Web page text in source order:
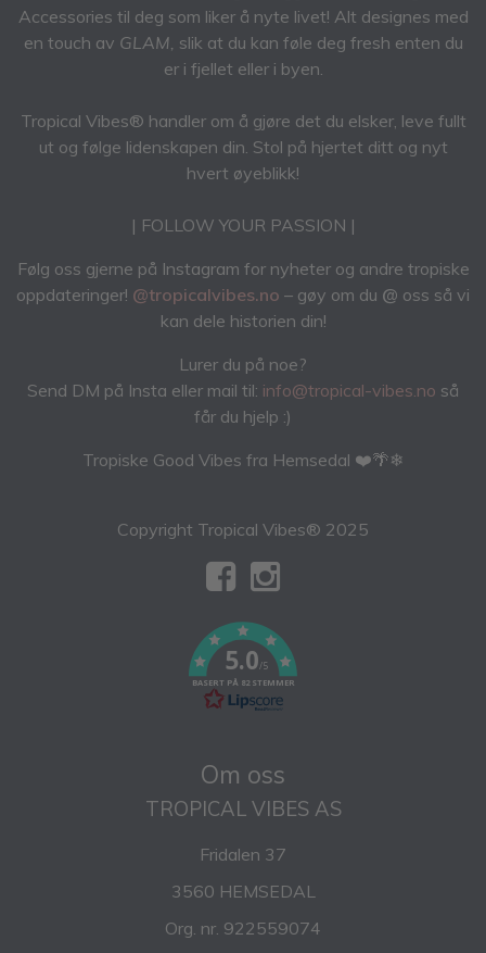
Accessories til deg som liker å nyte livet! Alt designes med
en touch av GLAM, slik at du kan føle deg fresh enten du
er i fjellet eller i byen.
Tropical Vibes® handler om å gjøre det du elsker, leve fullt
ut og følge lidenskapen din. Stol på hjertet ditt og nyt
hvert øyeblikk!
| FOLLOW YOUR PASSION |
Følg oss gjerne på Instagram for nyheter og andre tropiske
oppdateringer! @tropicalvibes.no – gøy om du @ oss så vi
kan dele historien din!
Lurer du på noe?
Send DM på Insta eller mail til: info@tropical-vibes.no så
får du hjelp :)
Tropiske Good Vibes fra Hemsedal ❤️🌴❄
Copyright Tropical Vibes® 2025
5.0/5
BASERT PÅ 82 STEMMER
Om oss
TROPICAL VIBES AS
Fridalen 37
3560 HEMSEDAL
Org. nr. 922559074